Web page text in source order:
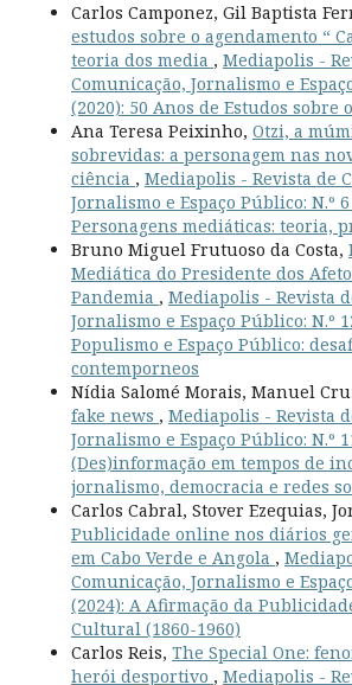
Carlos Camponez, Gil Baptista
estudos sobre o agendamento “
teoria dos media , Mediapolis -
Comunicação, Jornalismo e
(2020): 50 Anos de Estudos sobre
Ana Teresa Peixinho, Otzi, a
sobrevidas: a personagem nas
ciência , Mediapolis - Revista de
Jornalismo e Espaço Público: N.º 6
Personagens mediáticas: teoria,
Bruno Miguel Frutuoso da Costa,
Mediática do Presidente dos
Pandemia , Mediapolis - Revista
Jornalismo e Espaço Público: N.º
Populismo e Espaço Público:
contemporneos
Nídia Salomé Morais, Manuel
fake news , Mediapolis - Revista
Jornalismo e Espaço Público: N.º
(Des)informação em tempos de
jornalismo, democracia e redes
Carlos Cabral, Stover Ezequias,
Publicidade online nos diários
em Cabo Verde e Angola ,
Comunicação, Jornalismo e
(2024): A Afirmação da
Cultural (1860-1960)
Carlos Reis, The Special One:
herói desportivo , Mediapolis -